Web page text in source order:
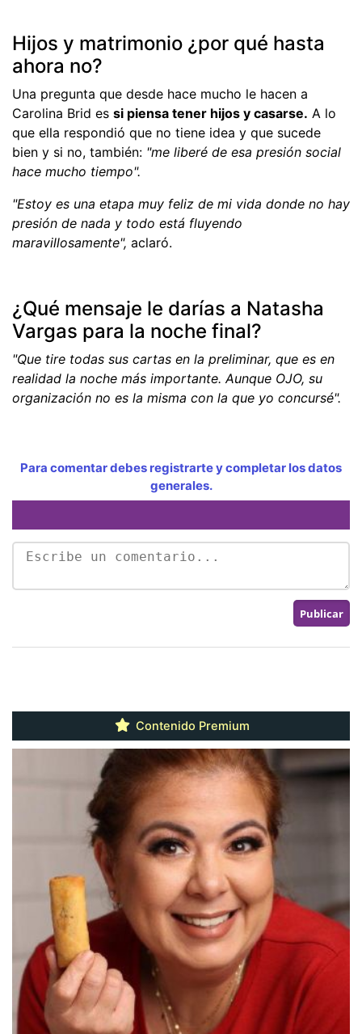
Hijos y matrimonio ¿por qué hasta
ahora no?
Una pregunta que desde hace mucho le hacen a
Carolina Brid es si piensa tener hijos y casarse. A lo
que ella respondió que no tiene idea y que sucede
bien y si no, también: "me liberé de esa presión social
hace mucho tiempo".
"Estoy es una etapa muy feliz de mi vida donde no hay
presión de nada y todo está fluyendo
maravillosamente", aclaró.
¿Qué mensaje le darías a Natasha
Vargas para la noche final?
"Que tire todas sus cartas en la preliminar, que es en
realidad la noche más importante. Aunque OJO, su
organización no es la misma con la que yo concursé".
Para comentar debes registrarte y completar los datos
generales.
Contenido Premium